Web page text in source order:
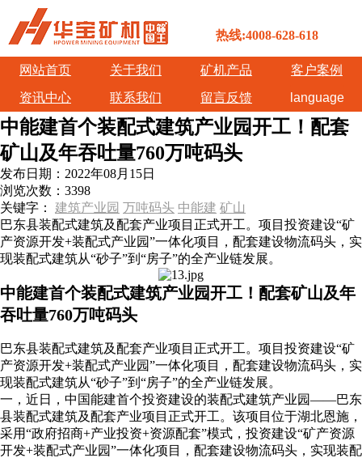
热线:4008-628-618
网站首页 关于我们 矿机产品
客户案例
资讯中心
联系我们 留言反馈 language
中能建首个装配式建筑产业园开工！配套
矿山及年吞吐量760万吨码头
发布日期： 2022年08月15日
浏览次数： 3398
关键字： 建筑产业园 万吨码头 中能建 矿山
巴东县装配式建筑及配套产业项目正式开工。项目投资建设“矿
产资源开发+装配式产业园”一体化项目，配套建设物流码头，实
现装配式建筑从“砂子”到“房子”的全产业链发展。
中能建首个装配式建筑产业园开工！配套矿山及年
吞吐量760万吨码头
巴东县装配式建筑及配套产业项目正式开工。项目投资建设“矿
产资源开发+装配式产业园”一体化项目，配套建设物流码头，实
现装配式建筑从“砂子”到“房子”的全产业链发展。
一，近日，中国能建首个投资建设的装配式建筑产业园——巴东
县装配式建筑及配套产业项目正式开工。该项目位于湖北恩施，
采用“政府招商+产业投资+资源配套”模式，投资建设“矿产资源
开发+装配式产业园”一体化项目，配套建设物流码头，实现装配